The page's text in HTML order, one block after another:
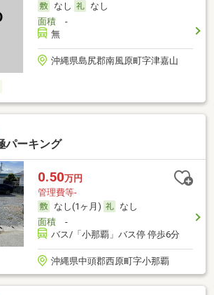
なし
なし
面積-
無
沖縄県島尻郡南風原町字津嘉山
パーキング
0.50万円
管理費等-
なし(1ヶ月)
なし
面積-
バス/「小那覇」バス停 停歩6分
沖縄県中頭郡西原町字小那覇